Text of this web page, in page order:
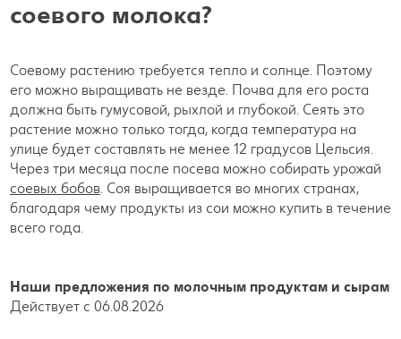
соевого молока?
Соевому растению требуется тепло и солнце. Поэтому
его можно выращивать не везде. Почва для его роста
должна быть гумусовой, рыхлой и глубокой. Сеять это
растение можно только тогда, когда температура на
улице будет составлять не менее 12 градусов Цельсия.
Через три месяца после посева можно собирать урожай
соевых бобов. Соя выращивается во многих странах,
благодаря чему продукты из сои можно купить в течение
всего года.
Наши предложения по молочным продуктам и сырам
Действует с 06.08.2026